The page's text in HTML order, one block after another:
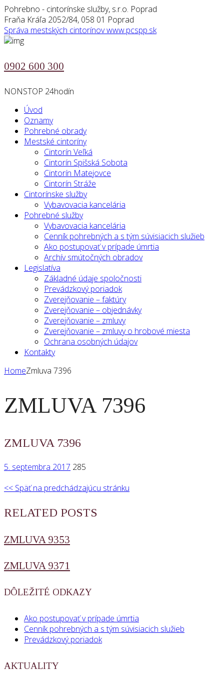
Pohrebno - cintorínske služby, s.r.o. Poprad
Fraňa Kráľa 2052/84, 058 01 Poprad
Správa mestských cintorínovwww.pcspp.sk
0902 600 300
NONSTOP 24hodín
Úvod
Oznamy
Pohrebné obrady
Mestské cintoríny
Cintorín Veľká
Cintorín Spišská Sobota
Cintorín Matejovce
Cintorín Stráže
Cintorínske služby
Vybavovacia kancelária
Pohrebné služby
Vybavovacia kancelária
Cenník pohrebných a s tým súvisiacich služieb
Ako postupovať v prípade úmrtia
Archív smútočných obradov
Legislatíva
Základné údaje spoločnosti
Prevádzkový poriadok
Zverejňovanie – faktúry
Zverejňovanie – objednávky
Zverejňovanie – zmluvy
Zverejňovanie – zmluvy o hrobové miesta
Ochrana osobných údajov
Kontakty
HomeZmluva 7396
ZMLUVA 7396
ZMLUVA 7396
5. septembra 2017 285
<< Späť na predchádzajúcu stránku
RELATED POSTS
ZMLUVA 9353
ZMLUVA 9371
DÔLEŽITÉ ODKAZY
Ako postupovať v prípade úmrtia
Cenník pohrebných a s tým súvisiacich služieb
Prevádzkový poriadok
AKTUALITY